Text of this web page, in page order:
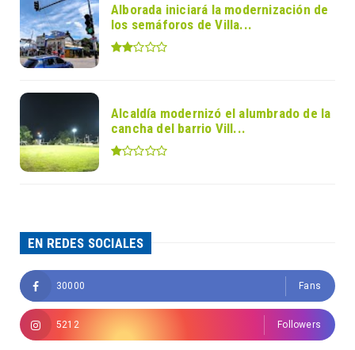
Alborada iniciará la modernización de
los semáforos de Villa...
Alcaldía modernizó el alumbrado de la
cancha del barrio Vill...
EN REDES SOCIALES
30000 Fans
5212 Followers